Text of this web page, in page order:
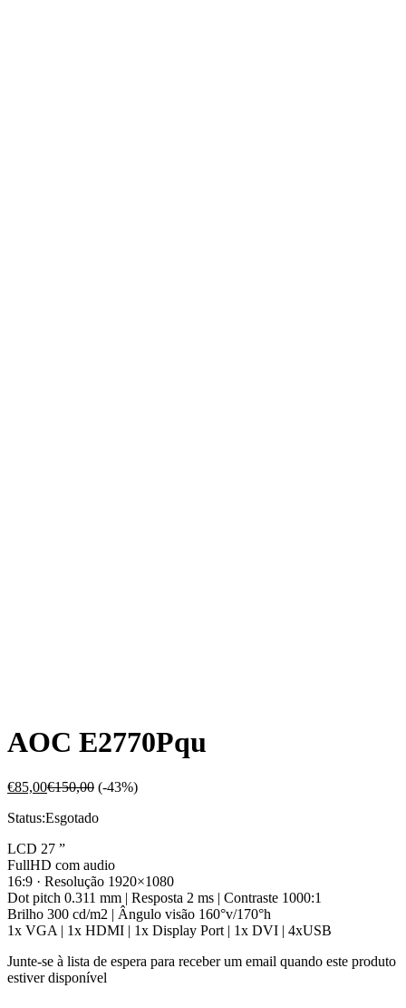
AOC E2770Pqu
€85,00€150,00 (-43%)
Status:Esgotado
LCD 27 ”
FullHD com audio
16:9 · Resolução 1920×1080
Dot pitch 0.311 mm | Resposta 2 ms | Contraste 1000:1
Brilho 300 cd/m2 | Ângulo visão 160°v/170°h
1x VGA | 1x HDMI | 1x Display Port | 1x DVI | 4xUSB
Junte-se à lista de espera para receber um email quando este produto
estiver disponível